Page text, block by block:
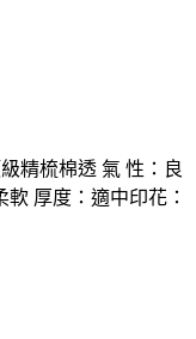
精梳棉透 氣 性：良
厚度：適中印花：